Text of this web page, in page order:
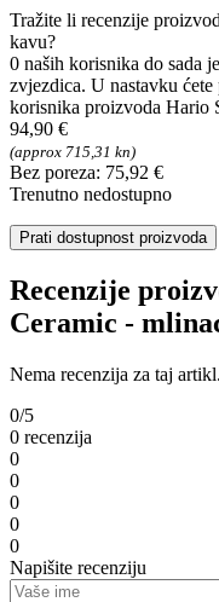
Tražite li recenzije
kavu?
0 naših korisnika do sada
zvjezdica. U nastavku
korisnika proizvoda Hario
94,90 €
(approx 715,31 kn)
Bez poreza: 75,92 €
Trenutno nedostupno
Prati dostupnost proizvoda
Recenzije
Ceramic -
Nema recenzija za taj artikl.
0/5
0 recenzija
0
0
0
0
0
Napišite recenziju